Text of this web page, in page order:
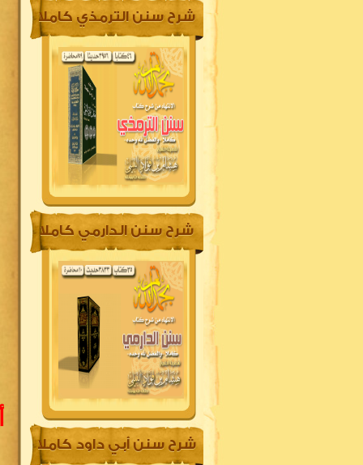
شرح سنن الترمذي كاملا
شرح سنن الدارمي كاملا
شرح سنن أبي داود كاملا